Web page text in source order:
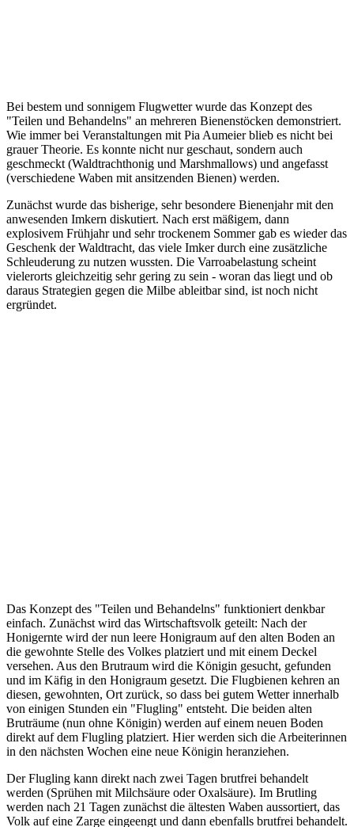
Bei bestem und sonnigem Flugwetter wurde das Konzept des
"Teilen und Behandelns" an mehreren Bienenstöcken demonstriert.
Wie immer bei Veranstaltungen mit Pia Aumeier blieb es nicht bei
grauer Theorie. Es konnte nicht nur geschaut, sondern auch
geschmeckt (Waldtrachthonig und Marshmallows) und angefasst
(verschiedene Waben mit ansitzenden Bienen) werden.
Zunächst wurde das bisherige, sehr besondere Bienenjahr mit den
anwesenden Imkern diskutiert. Nach erst mäßigem, dann
explosivem Frühjahr und sehr trockenem Sommer gab es wieder das
Geschenk der Waldtracht, das viele Imker durch eine zusätzliche
Schleuderung zu nutzen wussten. Die Varroabelastung scheint
vielerorts gleichzeitig sehr gering zu sein - woran das liegt und ob
daraus Strategien gegen die Milbe ableitbar sind, ist noch nicht
ergründet.
Das Konzept des "Teilen und Behandelns" funktioniert denkbar
einfach. Zunächst wird das Wirtschaftsvolk geteilt: Nach der
Honigernte wird der nun leere Honigraum auf den alten Boden an
die gewohnte Stelle des Volkes platziert und mit einem Deckel
versehen. Aus den Brutraum wird die Königin gesucht, gefunden
und im Käfig in den Honigraum gesetzt. Die Flugbienen kehren an
diesen, gewohnten, Ort zurück, so dass bei gutem Wetter innerhalb
von einigen Stunden ein "Flugling" entsteht. Die beiden alten
Bruträume (nun ohne Königin) werden auf einem neuen Boden
direkt auf dem Flugling platziert. Hier werden sich die Arbeiterinnen
in den nächsten Wochen eine neue Königin heranziehen.
Der Flugling kann direkt nach zwei Tagen brutfrei behandelt
werden (Sprühen mit Milchsäure oder Oxalsäure). Im Brutling
werden nach 21 Tagen zunächst die ältesten Waben aussortiert, das
Volk auf eine Zarge eingeengt und dann ebenfalls brutfrei behandelt.